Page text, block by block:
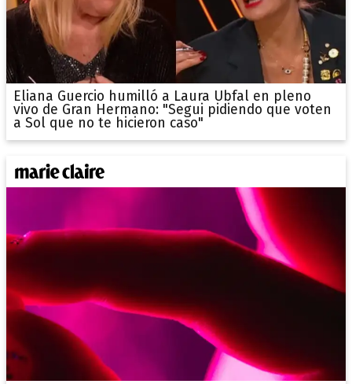
Eliana Guercio humilló a Laura Ubfal en pleno
vivo de Gran Hermano: "Segui pidiendo que voten
a Sol que no te hicieron caso"